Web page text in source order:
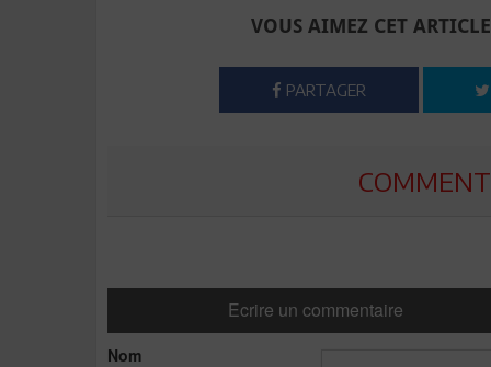
VOUS AIMEZ CET
PARTAGER
Ecrire un commentaire
Nom